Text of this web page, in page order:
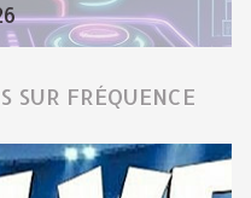
SUR FRÉQUENCE